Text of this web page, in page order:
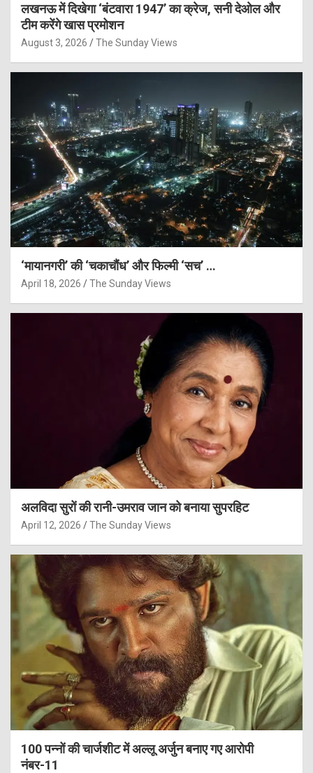
लखनऊ में दिखेगा ‘बंटवारा 1947’ का क्रेज, सनी देओल और
टीम करेंगे खास प्रमोशन
August 3, 2026 The Sunday Views
‘मायानगरी’ की ‘चकाचौंध’ और फिल्मी ‘सच’ …
April 18, 2026 The Sunday Views
अलविदा सुरों की रानी-उमराव जान को बनाया सुपरहिट
April 12, 2026 The Sunday Views
100 पन्नों की चार्जशीट में अल्लू अर्जुन बनाए गए आरोपी
नंबर-11